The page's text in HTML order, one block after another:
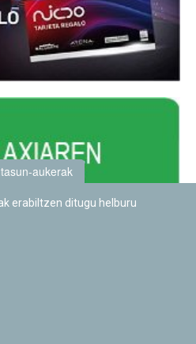
aukerak
erabiltzen ditugu helburu